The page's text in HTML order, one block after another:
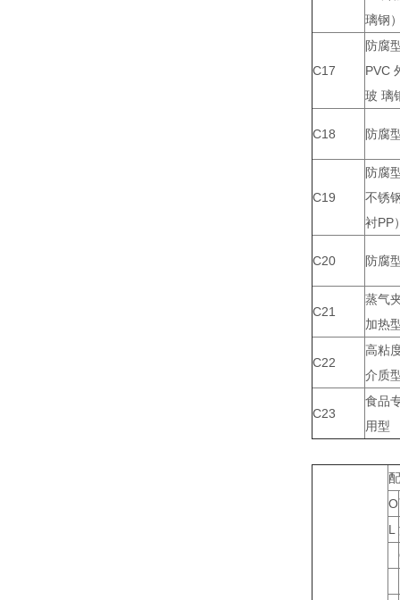
璃钢
C17
防腐
PVC
玻 璃
C18 防腐
C19
防腐
不锈
衬PP
C20 防腐
C21
蒸气
加热
C22
高粘
介质
C23
食品
用型
O
L